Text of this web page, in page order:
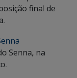
final de
Senna, na